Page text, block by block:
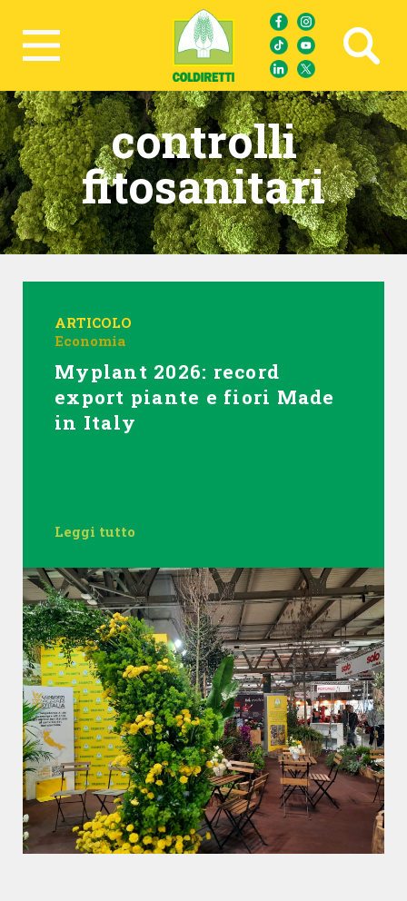
Ricerca avanzata
controlli
fitosanitari
ARTICOLO
Economia
Myplant 2026: record
export piante e fiori Made
in Italy
Leggi tutto